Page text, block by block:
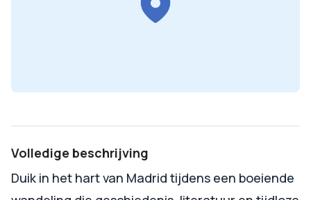
Volledige beschrijving
Duik in het hart van Madrid tijdens een boeiende